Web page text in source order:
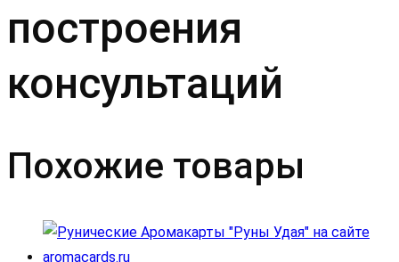
построения
консультаций
Похожие товары